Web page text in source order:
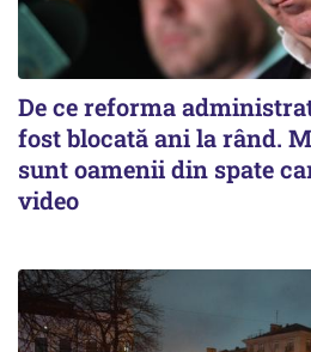
De ce reforma
fost blocată ani la rând.
sunt oamenii din spate
video